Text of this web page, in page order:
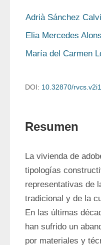
Adrià Sánchez
Elia Mercedes
María del Carmen
DOI: 10.32870/
Resumen
La vivienda de
tipologías
representativas de
tradicional y de la
En las últimas
han sufrido un
por materiales y